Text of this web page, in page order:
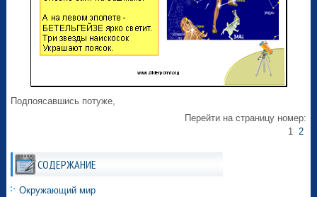
Подпоясавшись потуже,
Перейти на страницу номер:
1 2
СОДЕРЖАНИЕ
Окружающий мир